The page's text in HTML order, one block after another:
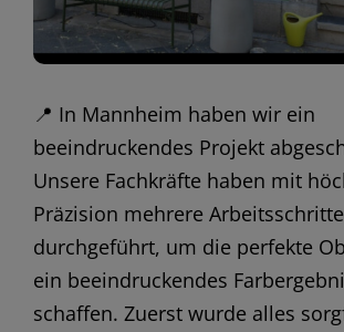
📍 In Mannheim haben wir ein
beeindruckendes Projekt
Unsere Fachkräfte haben mit
Präzision mehrere Arbeitsschritte
durchgeführt, um die perfekte
ein beeindruckendes
schaffen. Zuerst wurde alles